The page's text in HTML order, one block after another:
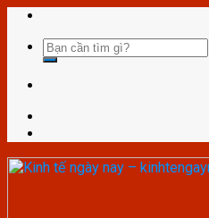
Skip
content